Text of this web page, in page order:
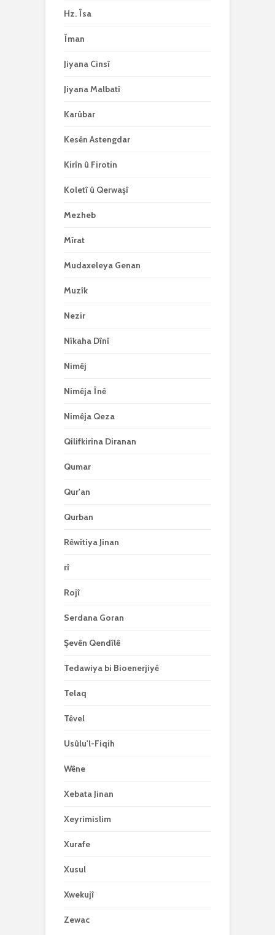
Hz. Îsa
Îman
Jiyana Cinsî
Jiyana Malbatî
Karûbar
Kesên Astengdar
Kirîn û Firotin
Koletî û Qerwaşî
Mezheb
Mîrat
Mudaxeleya Genan
Muzîk
Nezir
Nîkaha Dînî
Nimêj
Nimêja Înê
Nimêja Qeza
Qilifkirina Diranan
Qumar
Qur'an
Qurban
Rêwîtiya Jinan
rî
Rojî
Serdana Goran
Şevên Qendîlê
Tedawiya bi Bioenerjiyê
Telaq
Têvel
Usûlu'l-Fiqih
Wêne
Xebata Jinan
Xeyrimislim
Xurafe
Xusul
Xwekujî
Zewac